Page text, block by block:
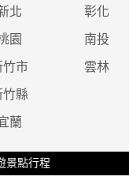
北 彰化
園 南投
竹市 雲林
竹縣
蘭
景點行程